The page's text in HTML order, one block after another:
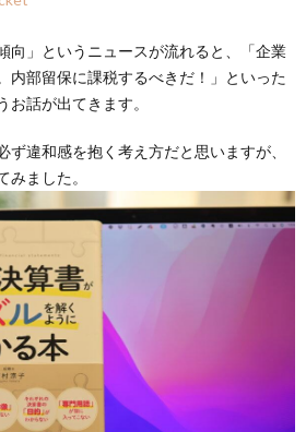
向」というニュースが流れると、「企業
内部留保に課税するべきだ！」といった
お話が出てきます。
ず違和感を抱く考え方だと思いますが、
ました。